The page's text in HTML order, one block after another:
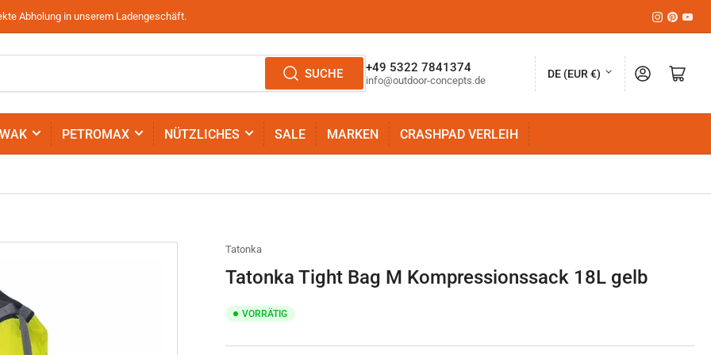
Abholung in unserem Ladengeschäft. Instagram
Pinterest
SUCHE +49 5322 7841374
info@outdoor-concepts.de
L
n
R
o
DE (EUR €) AnmeldenMini-Warenkorb öffnen
PETROMAX NÜTZLICHES SALE MARKEN CRASHPAD VERLEIH
Tatonka
Tatonka Tight Bag M Kompressionssack 18L gelb
VORRÄTIG